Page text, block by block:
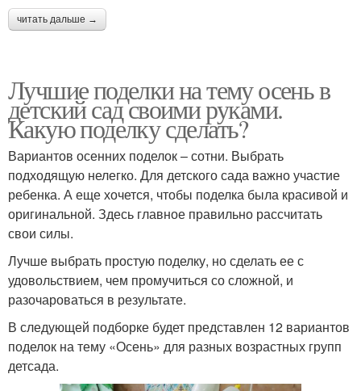
читать дальше →
Лучшие поделки на тему осень в
детский сад своими руками.
Какую поделку сделать?
Вариантов осенних поделок – сотни. Выбрать
подходящую нелегко. Для детского сада важно участие
ребенка. А еще хочется, чтобы поделка была красивой и
оригинальной. Здесь главное правильно рассчитать
свои силы.
Лучше выбрать простую поделку, но сделать ее с
удовольствием, чем промучиться со сложной, и
разочароваться в результате.
В следующей подборке будет представлен 12 вариантов
поделок на тему «Осень» для разных возрастных групп
детсада.